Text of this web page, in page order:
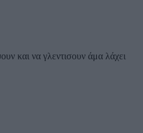
και να γλεντισουν άμα λάχει